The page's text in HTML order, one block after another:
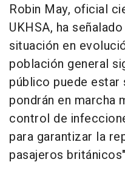
Robin May, oficial
UKHSA, ha
situación en
población general
público puede estar
pondrán en marcha
control de
para garantizar la
pasajeros